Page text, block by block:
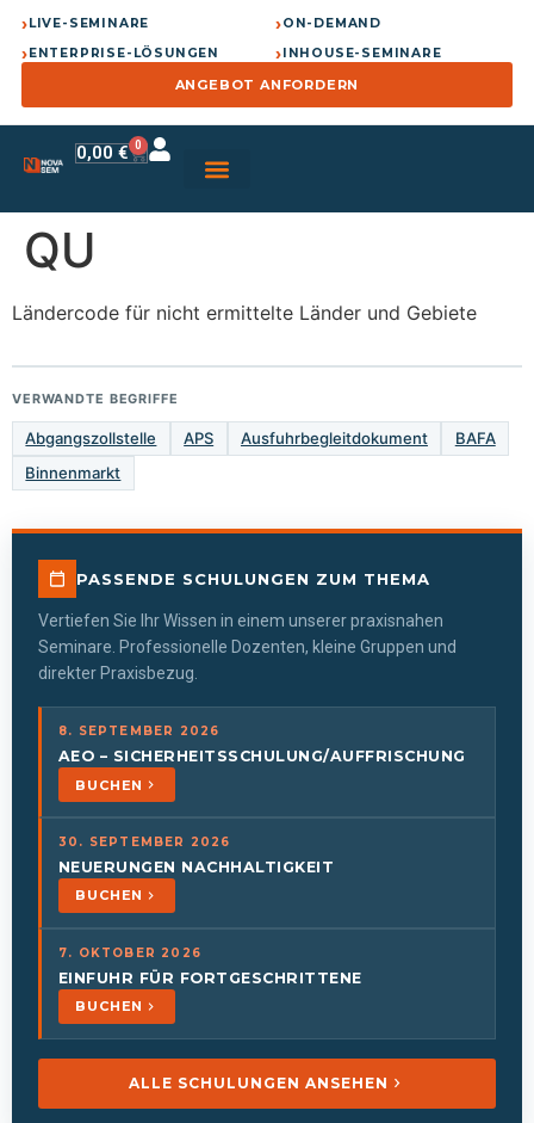
›LIVE-SEMINARE ›ON-DEMAND
›ENTERPRISE-LÖSUNGEN ›INHOUSE-SEMINARE
ANGEBOT ANFORDERN
0,00 € 0
QU
Ländercode für nicht ermittelte Länder und Gebiete
VERWANDTE BEGRIFFE
Abgangszollstelle APS Ausfuhrbegleitdokument
BAFA
Binnenmarkt
PASSENDE SCHULUNGEN ZUM THEMA
Vertiefen Sie Ihr Wissen in einem unserer praxisnahen
Seminare. Professionelle Dozenten, kleine Gruppen und
direkter Praxisbezug.
8. SEPTEMBER 2026
AEO – SICHERHEITSSCHULUNG/AUFFRISCHUNG
BUCHEN
30. SEPTEMBER 2026
NEUERUNGEN NACHHALTIGKEIT
BUCHEN
7. OKTOBER 2026
EINFUHR FÜR FORTGESCHRITTENE
BUCHEN
ALLE SCHULUNGEN ANSEHEN